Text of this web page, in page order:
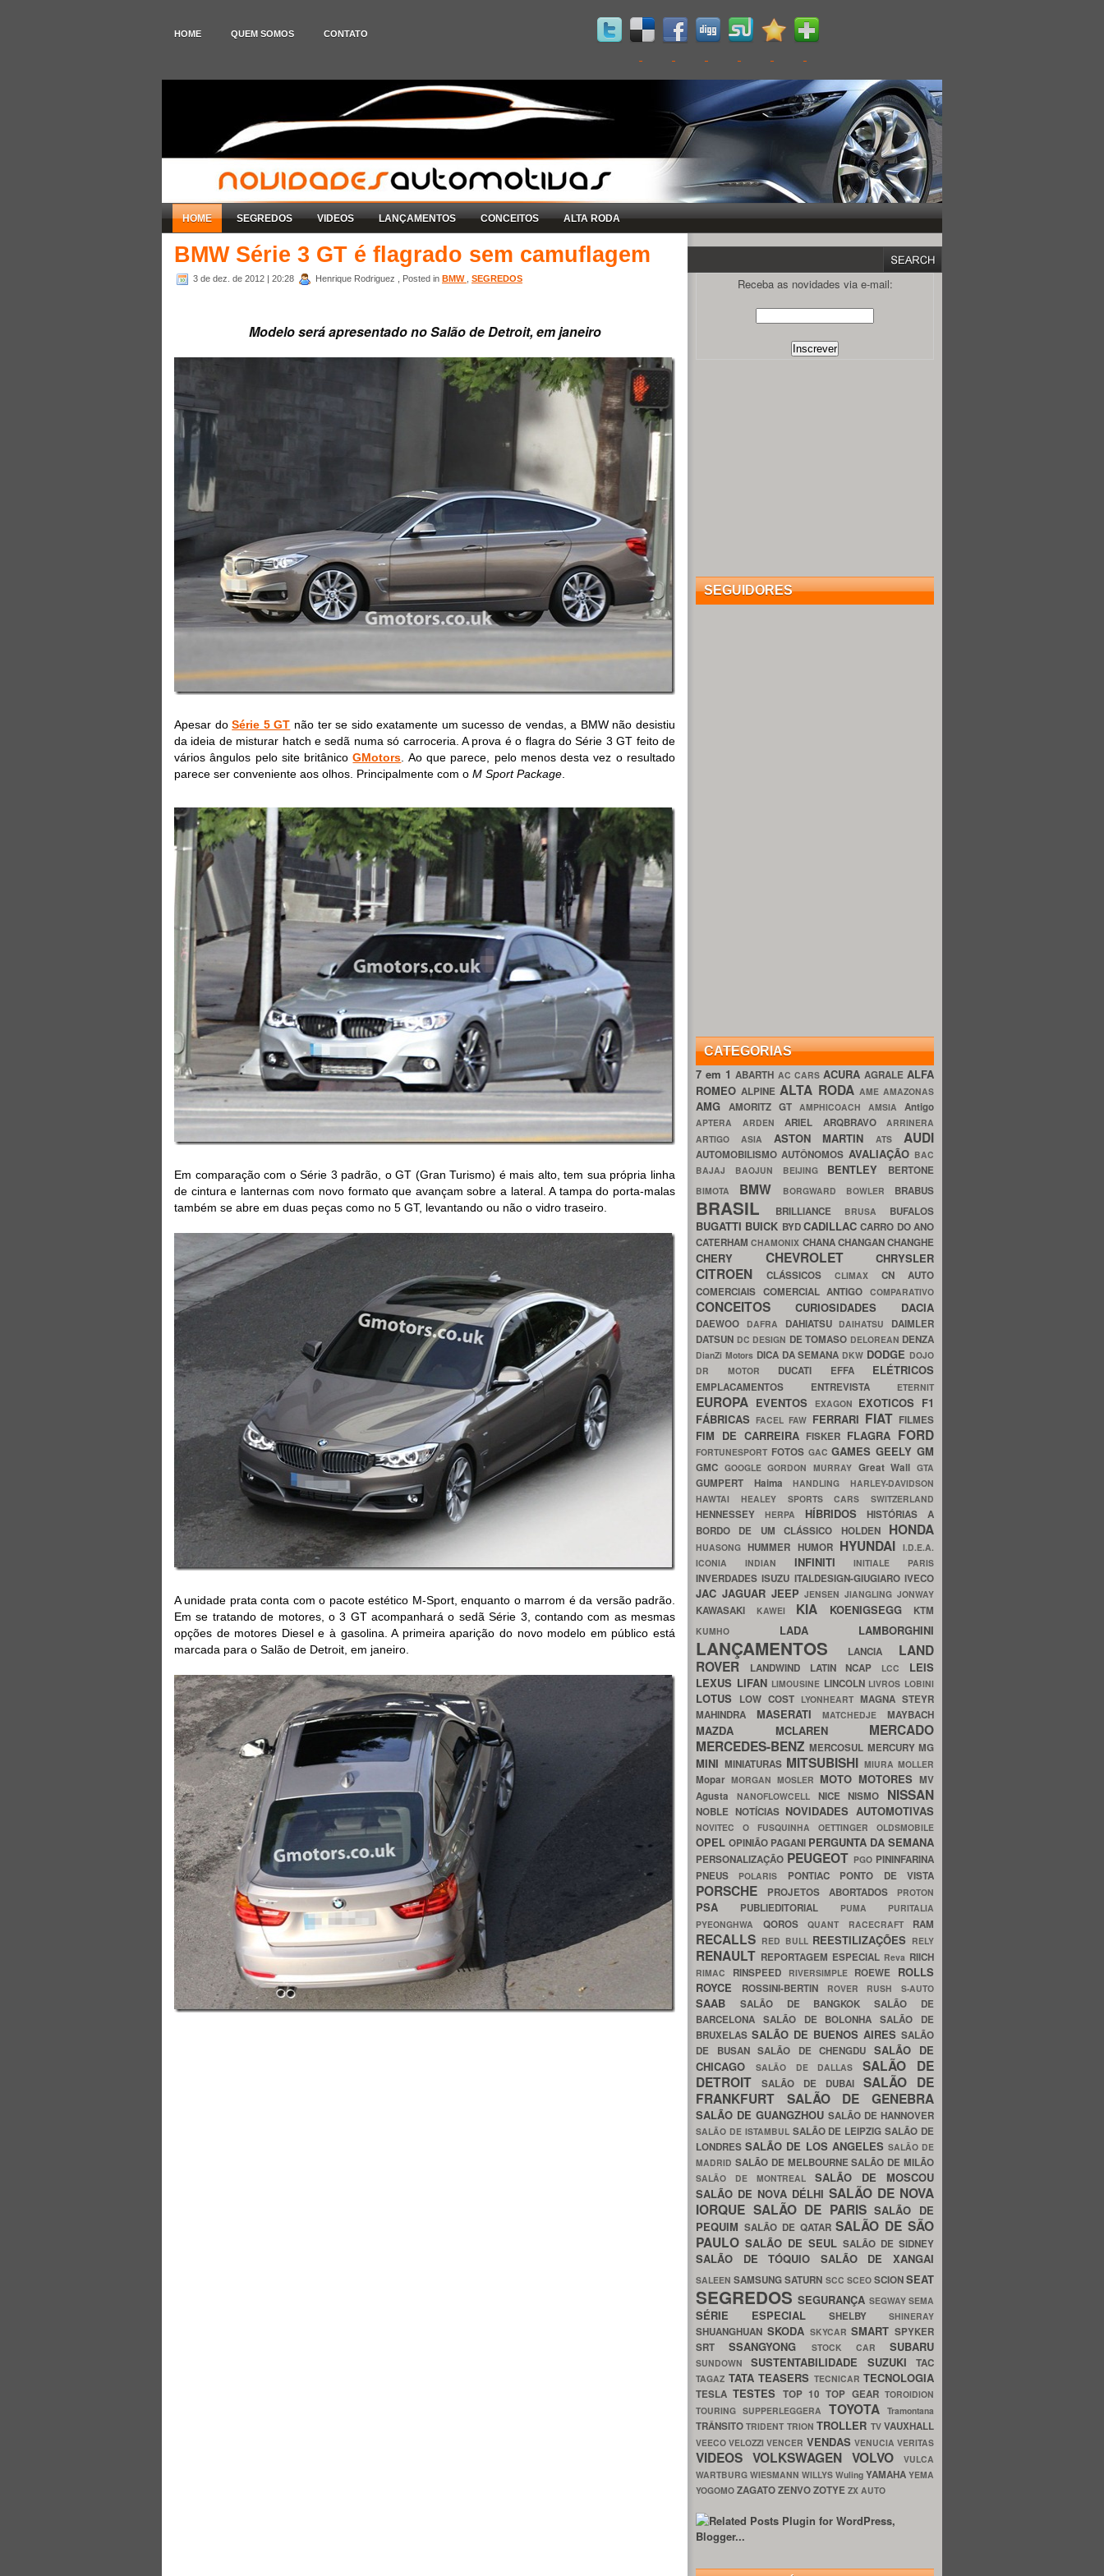
HOME QUEM SOMOS CONTATO
HOME SEGREDOS VIDEOS LANÇAMENTOS CONCEITOS ALTA RODA
BMW Série 3 GT é flagrado sem camuflagem
3 de dez. de 2012 | 20:28 Henrique Rodriguez , Posted in BMW SEGREDOS
Modelo será apresentado no Salão de Detroit, em janeiro
Apesar doSérie 5 GT não ter se sido exatamente um sucesso de vendas, a BMW não desistiu
da ideia de misturar hatch e sedã numa só carroceria. A prova é o flagra do Série 3 GT feito de
vários ângulos pelo site britânicoGMotors . Ao que parece, pelo menos desta vez o resultado
parece ser conveniente aos olhos. Principalmente com o M Sport Package
Em comparação com o Série 3 padrão, o GT (Gran Turismo) é mais alto, tem sua própria linha
de cintura e lanternas com novo formato que avançam sobre a lateral. A tampa do porta-malas
também se abre em duas peças como no 5 GT, levantando ou não o vidro traseiro.
A unidade prata conta com o pacote estético M-Sport, enquanto o marrom é da versão padrão.
Em se tratando de motores, o 3 GT acompanhará o sedã Série 3, contando com as mesmas
opções de motores Diesel e à gasolina. A primeira aparição do novo modelo em público está
marcada para o Salão de Detroit, em janeiro.
Receba as novidades via e-mail:
SEGUIDORES
CATEGORIAS
7 em 1ABARTH AC CARS ACURA AGRALE ALFA
ROMEOALPINEALTA RODA AME AMAZONAS
AMG AMORITZ GT AMPHICOACH AMSIA Antigo
APTERA ARDEN ARIEL ARQBRAVO ARRINERA
ARTIGO ASIA ASTON MARTINATS AUDI
AUTOMOBILISMOAUTÔNOMOS AVALIAÇÃO BAC
BAJAJ BAOJUN BEIJING BENTLEY BERTONE
BIMOTA BMW BORGWARD BOWLER BRABUS
BRASIL BRILLIANCE BRUSA BUFALOS
BUGATTI BUICK BYDCADILLACCARRO DO ANO
CATERHAMCHAMONIX CHANACHANGANCHANGHE
CHERY CHEVROLET CHRYSLER
CITROEN CLÁSSICOS CLIMAX CN AUTO
COMERCIAIS COMERCIAL ANTIGOCOMPARATIVO
CONCEITOS CURIOSIDADES DACIA
DAEWOO DAFRA DAHIATSU DAIHATSU DAIMLER
DATSUN DC DESIGN DE TOMASO DELOREAN DENZA
DianZi Motors DICA DA SEMANA DKW DODGE DOJO
DR MOTOR DUCATI EFFA ELÉTRICOS
EMPLACAMENTOS ENTREVISTA ETERNIT
EUROPA EVENTOS EXAGON EXOTICOS F1
FÁBRICASFACELFAW FERRARI FIAT FILMES
FIM DE CARREIRA FISKER FLAGRA FORD
FORTUNESPORT FOTOS GACGAMESGEELYGM
GMC GOOGLEGORDON MURRAY Great WallGTA
GUMPERT HaimaHANDLINGHARLEY-DAVIDSON
HAWTAI HEALEY SPORTS CARS SWITZERLAND
HENNESSEY HERPA HÍBRIDOSHISTÓRIAS A
BORDO DE UM CLÁSSICO HOLDEN HONDA
HUASONGHUMMER HUMOR HYUNDAI I.D.E.A.
ICONIA INDIAN INFINITIINITIALE PARIS
INVERDADESISUZU ITALDESIGN-GIUGIAROIVECO
JAC JAGUAR JEEPJENSENJIANGLINGJONWAY
KAWASAKI KAWEI KIA KOENIGSEGG KTM
KUMHO LADA LAMBORGHINI
LANÇAMENTOS LANCIA LAND
ROVER
LANDWIND LATIN NCAP LCC LEIS
LEXUS LIFAN LIMOUSINE LINCOLN LIVROS LOBINI
LOTUS LOW COST LYONHEART MAGNA STEYR
MAHINDRA MASERATIMATCHEDJEMAYBACH
MAZDA MCLAREN MERCADO
MERCEDES-BENZMERCOSUL MERCURYMG
MINI MINIATURAS MITSUBISHI MIURA MOLLER
Mopar MORGAN MOSLER MOTO MOTORES MV
Agusta NANOFLOWCELL NICENISMO NISSAN
NOBLE NOTÍCIAS NOVIDADES AUTOMOTIVAS
NOVITEC O FUSQUINHA OETTINGER OLDSMOBILE
OPEL OPINIÃO PAGANI PERGUNTA DA SEMANA
PERSONALIZAÇÃO PEUGEOT PGO PININFARINA
PNEUS
POLARIS PONTIAC PONTO DE VISTA
PORSCHE PROJETOS ABORTADOS PROTON
PSA PUBLIEDITORIAL PUMA PURITALIA
PYEONGHWA QOROS QUANT RACECRAFT RAM
RECALLS RED BULL REESTILIZAÇÕES RELY
RENAULT REPORTAGEM ESPECIAL Reva RIICH
RIMAC RINSPEED RIVERSIMPLE ROEWE ROLLS
ROYCE
ROSSINI-BERTIN ROVER RUSH S-AUTO
SAAB SALÃO DE BANGKOKSALÃO DE
BARCELONA SALÃO DE BOLONHASALÃO DE
BRUXELAS SALÃO DE BUENOS AIRES SALÃO
DE BUSAN SALÃO DE CHENGDU SALÃO DE
CHICAGO
SALÃO DE DALLASSALÃO DE
DETROIT
SALÃO DE DUBAI SALÃO DE
FRANKFURT SALÃO DE GENEBRA
SALÃO DE GUANGZHOU SALÃO DE HANNOVER
SALÃO DE ISTAMBUL SALÃO DE LEIPZIGSALÃO DE
LONDRESSALÃO DE LOS ANGELES SALÃO DE
MADRID SALÃO DE MELBOURNESALÃO DE MILÃO
SALÃO DE MONTREAL SALÃO DE MOSCOU
SALÃO DE NOVA DÉLHI SALÃO DE NOVA
IORQUE SALÃO DE PARISSALÃO DE
PEQUIM SALÃO DE QATARSALÃO DE SÃO
PAULO SALÃO DE SEUL SALÃO DE SIDNEY
SALÃO DE TÓQUIO SALÃO DE XANGAI
SALEENSAMSUNGSATURN SCC SCEO SCIONSEAT
SEGREDOSSEGURANÇA SEGWAYSEMA
SÉRIE ESPECIAL SHELBY SHINERAY
SHUANGHUAN SKODA SKYCARSMART SPYKER
SRTSSANGYONG STOCK CAR SUBARU
SUNDOWNSUSTENTABILIDADE SUZUKITAC
TAGAZ TATA TEASERS TECNICAR TECNOLOGIA
TESLATESTES TOP 10TOP GEARTOROIDION
TOURING SUPPERLEGGERA TOYOTATramontana
TRÂNSITOTRIDENT TRIONTROLLER TVVAUXHALL
VEECOVELOZZIVENCER VENDAS VENUCIAVERITAS
VIDEOS VOLKSWAGEN VOLVO
VULCA
WARTBURG WIESMANN WILLYS Wuling YAMAHA YEMA
YOGOMO ZAGATOZENVOZOTYE ZX AUTO